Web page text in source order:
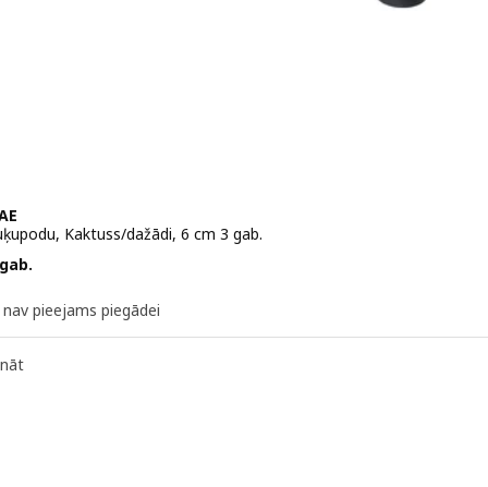
Kaktuss/dažādi, 6 cm 3 gab.
3 gab.
pieejams piegādei